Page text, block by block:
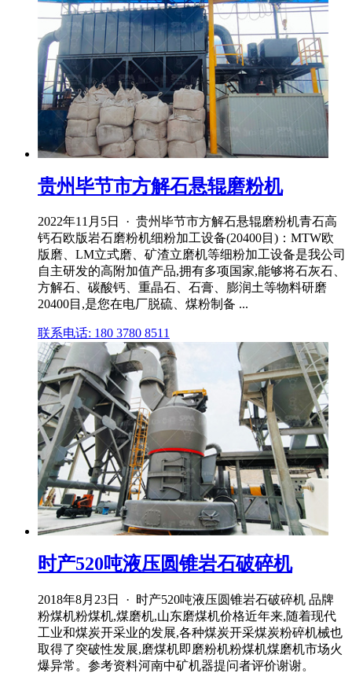
贵州毕节市方解石悬辊磨粉机
2022年11月5日 · 贵州毕节市方解石悬辊磨粉机青石高
钙石欧版岩石磨粉机细粉加工设备(20400目)：MTW欧
版磨、LM立式磨、矿渣立磨机等细粉加工设备是我公司
自主研发的高附加值产品,拥有多项国家,能够将石灰石、
方解石、碳酸钙、重晶石、石膏、膨润土等物料研磨
20400目,是您在电厂脱硫、煤粉制备 ...
联系电话: 180 3780 8511
时产520吨液压圆锥岩石破碎机
2018年8月23日 · 时产520吨液压圆锥岩石破碎机 品牌
粉煤机粉煤机,煤磨机,山东磨煤机价格近年来,随着现代
工业和煤炭开采业的发展,各种煤炭开采煤炭粉碎机械也
取得了突破性发展,磨煤机即磨粉机粉煤机煤磨机市场火
爆异常。参考资料河南中矿机器提问者评价谢谢。